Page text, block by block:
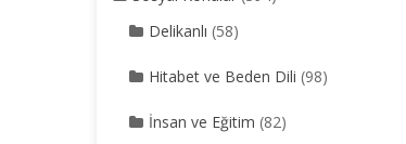
Delikanlı (58)
Hitabet ve Beden Dili (98)
İnsan ve Eğitim (82)